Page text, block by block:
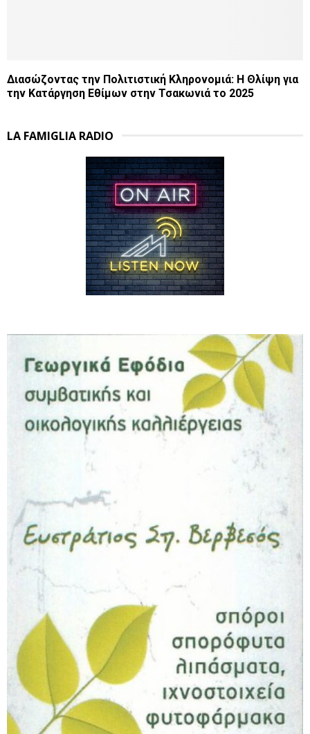
Διασώζοντας την Πολιτιστική Κληρονομιά: Η Θλίψη για
την Κατάργηση Εθίμων στην Τσακωνιά το 2025
LA FAMIGLIA RADIO